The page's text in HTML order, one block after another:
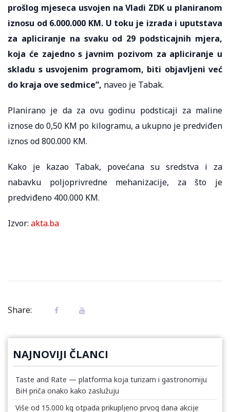
prošlog mjeseca usvojen na Vladi ZDK u planiranom
iznosu od 6.000.000 KM. U toku je izrada i uputstava
za apliciranje na svaku od 29 podsticajnih mjera,
koja će zajedno s javnim pozivom za apliciranje u
skladu s usvojenim programom, biti objavljeni već
do kraja ove sedmice”, naveo je Tabak.
Planirano je da za ovu godinu podsticaji za maline
iznose do 0,50 KM po kilogramu, a ukupno je predviđen
iznos od 800.000 KM.
Kako je kazao Tabak, povećana su sredstva i za
nabavku poljoprivredne mehanizacije, za što je
predviđeno 400.000 KM.
Izvor: akta.ba
Share:
NAJNOVIJI ČLANCI
Taste and Rate — platforma koja turizam i gastronomiju
BiH priča onako kako zaslužuju
Više od 15.000 kg otpada prikupljeno prvog dana akcije